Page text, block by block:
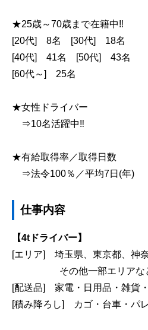
★25歳～70歳まで在籍中‼
[20代] 8名 [30代] 18名
[40代] 41名 [50代] 43名
[60代～] 25名
★女性ドライバー
⇒10名活躍中‼
★有給取得率／取得日数
⇒法令100％／平均7日(年)
仕事内容
【4tドライバー】
[エリア] 埼玉県、東京都、神
その他一部エリアな
[配送品] 家電・日用品・雑貨
[積み降ろし] カゴ・台車・パ